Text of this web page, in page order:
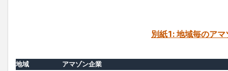
別紙1: 地域毎のア
地域
アマゾン企業